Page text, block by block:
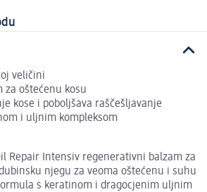
veličini
za oštećenu kosu
kose i poboljšava raščešljavanje
i uljnim kompleksom
Repair Intensiv regenerativni balzam za
njegu za veoma oštećenu i suhu
s keratinom i dragocjenim uljnim